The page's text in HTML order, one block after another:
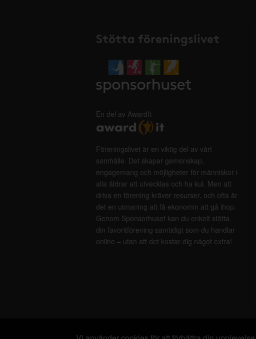
Stötta föreningslivet
En del av AwardIt
Föreningslivet är en viktig del av vårt
samhälle. Det skapar gemenskap,
engagemang och möjligheter för människor i
alla åldrar att utvecklas och ha kul. Men att
driva en förening kräver resurser, och ofta är
det en utmaning att få ekonomin att gå ihop.
Genom Sponsorhuset kan du enkelt stötta
din favoritförening samtidigt som du handlar
online – utan att det kostar dig något extra!